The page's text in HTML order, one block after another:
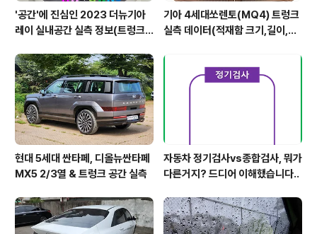
'공간'에 진심인 2023 더뉴기아
레이 실내공간 실측 정보(트렁크,
기아 4세대쏘렌토(MQ4) 트렁크
실측 데이터(적재함 크기,길이,높
현대 5세대 싼타페, 디올뉴싼타페
MX5 2/3열 & 트렁크 공간 실측
자동차 정기검사vs종합검사, 뭐가
다른거지? 드디어 이해했습니다..